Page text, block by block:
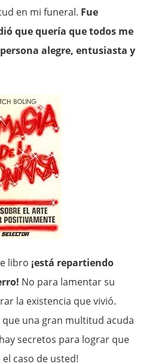
en mi funeral. Fue
que quería que todos me
alegre, entusiasta y
libro ¡está repartiendo
No para lamentar su
la existencia que vivió.
una gran multitud acuda
secretos para lograr que
caso de usted!